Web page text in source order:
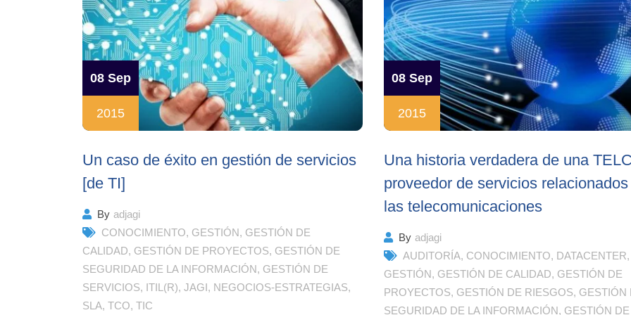
08 Sep
2015
Un caso de éxito en gestión de servicios
[de TI]
By adjagi
CONOCIMIENTO, GESTIÓN, GESTIÓN DE
CALIDAD, GESTIÓN DE PROYECTOS, GESTIÓN DE
SEGURIDAD DE LA INFORMACIÓN, GESTIÓN DE
SERVICIOS, ITIL(R), JAGI, NEGOCIOS-ESTRATEGIAS,
SLA, TCO, TIC
08 Sep
2015
Una historia verdadera de una
proveedor de servicios
las telecomunicaciones
By adjagi
AUDITORÍA, CONOCIMIENTO, DATACENTER,
GESTIÓN, GESTIÓN DE CALIDAD, GESTIÓN DE
PROYECTOS, GESTIÓN DE RIESGOS, GESTIÓN
SEGURIDAD DE LA INFORMACIÓN, GESTIÓN DE